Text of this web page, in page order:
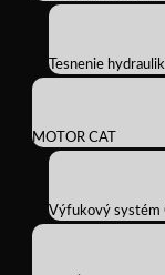
Tesnenie
MOTOR CAT
Výfukový systém